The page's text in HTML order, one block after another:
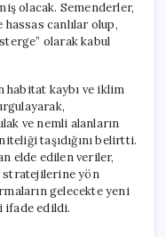
olacak. Semenderler,
canlılar olup,
olarak kabul
kaybı ve iklim
ve nemli alanların
taşıdığını belirtti.
elde edilen veriler,
stratejilerine yön
gelecekte yeni
ifade edildi.